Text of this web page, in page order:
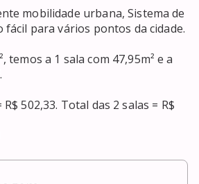
mobilidade urbana, Sistema de
fácil para vários pontos da cidade.
temos a 1 sala com 47,95m² e a
502,33. Total das 2 salas = R$